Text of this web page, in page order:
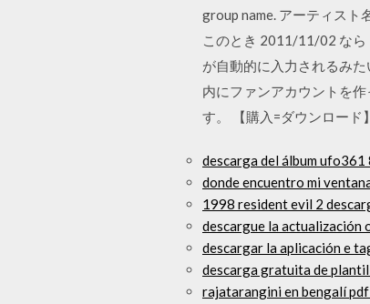
group name. アーティスト
このとき 2011/11/02 な
が自動的に入力されるみ
内にファンアカウントを
す。 【購入=ダウンロード
descarga del álbum ufo361
donde encuentro mi
1998 resident evil 2
descargue la actualización
descargar la aplicación e
descarga gratuita de
rajatarangini en bengalí